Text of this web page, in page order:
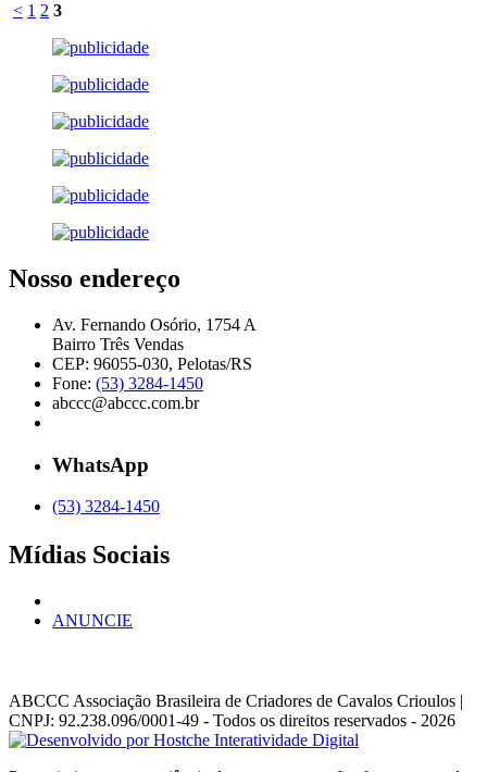
< 1 2 3
Nosso endereço
Av. Fernando Osório, 1754 A
Bairro Três Vendas
CEP: 96055-030, Pelotas/RS
Fone: (53) 3284-1450
abccc@abccc.com.br
WhatsApp
(53) 3284-1450
Mídias Sociais
ANUNCIE
ABCCC Associação Brasileira de Criadores de Cavalos Crioulos |
CNPJ: 92.238.096/0001-49 - Todos os direitos reservados - 2026